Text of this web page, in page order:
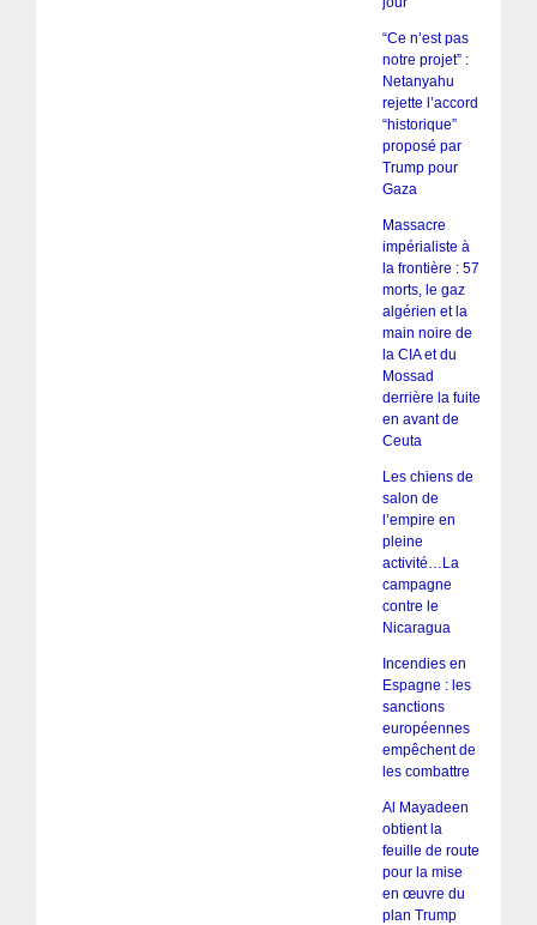
“Ce n’est pas
notre projet” :
Netanyahu
rejette l’accord
“historique”
proposé par
Trump pour
Gaza
Massacre
impérialiste à
la frontière : 57
morts, le gaz
algérien et la
main noire de
la CIA et du
Mossad
derrière la fuite
en avant de
Ceuta
Les chiens de
salon de
l’empire en
pleine
activité…La
campagne
contre le
Nicaragua
Incendies en
Espagne : les
sanctions
européennes
empêchent de
les combattre
Al Mayadeen
obtient la
feuille de route
pour la mise
en œuvre du
plan Trump